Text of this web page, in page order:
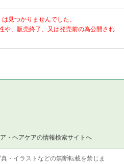
見つかりませんでした。
や、販売終了、又は発売前の為公開され
・ヘアケアの情報検索サイトへ
・イラストなどの無断転載を禁じま